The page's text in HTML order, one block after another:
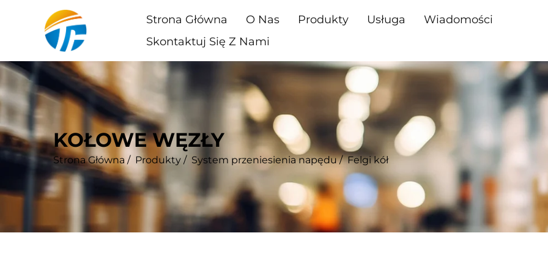
Strona Główna O Nas Produkty Usługa
Wiadomości
Skontaktuj Się Z Nami
KOŁOWE WĘZŁY
Strona Główna / Produkty / System przeniesienia napędu/Felgi kół